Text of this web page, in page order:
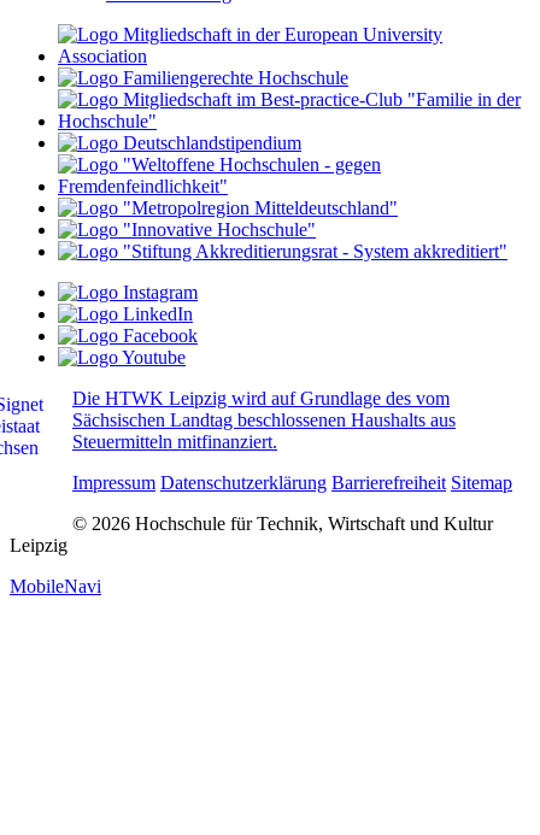
Die HTWK Leipzig wird auf Grundlage des vom
Sächsischen Landtag beschlossenen Haushalts aus
Steuermitteln mitfinanziert.
Impressum Datenschutzerklärung Barrierefreiheit Sitemap
© 2026 Hochschule für Technik, Wirtschaft und Kultur
Leipzig
MobileNavi